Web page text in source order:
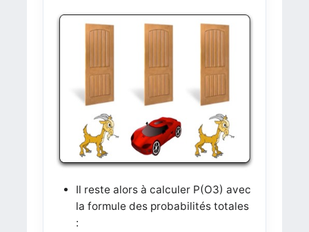
Il reste alors à calculer P(O3) avec
la formule des probabilités totales
: